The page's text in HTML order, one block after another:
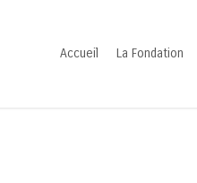
Accueil La Fondation